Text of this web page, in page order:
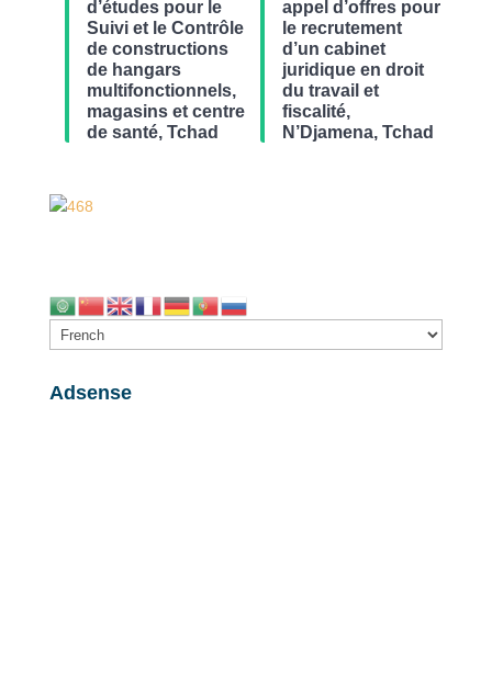
d’études pour le
Suivi et le Contrôle
de constructions
de hangars
multifonctionnels,
magasins et centre
de santé, Tchad
appel d’offres pour
le recrutement
d’un cabinet
juridique en droit
du travail et
fiscalité,
N’Djamena, Tchad
Adsense